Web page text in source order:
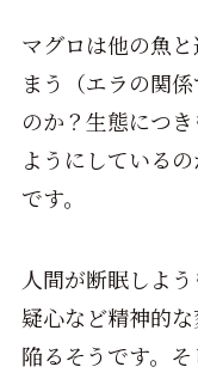
マグロは他の魚
まう（エラの関
のか？生態につ
ようにしている
です。
人間が断眠しよ
疑心など精神的
陥るそうです。